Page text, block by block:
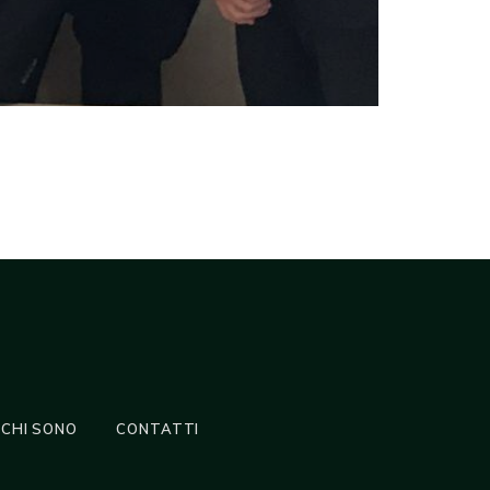
CHI SONO CONTATTI